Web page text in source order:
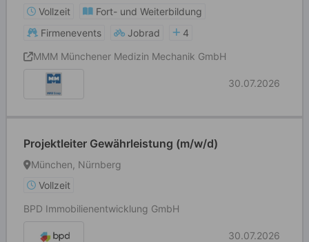
Vollzeit
Fort- und Weiterbildung
Firmenevents
Jobrad
4
MMM Münchener Medizin Mechanik GmbH
30.07.2026
Projektleiter Gewährleistung (m/w/d)
München, Nürnberg
Vollzeit
BPD Immobilienentwicklung GmbH
30.07.2026